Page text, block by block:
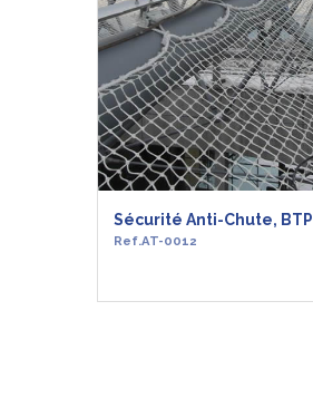
Sécurité Anti-Chute, BTP
Ref.AT-0012